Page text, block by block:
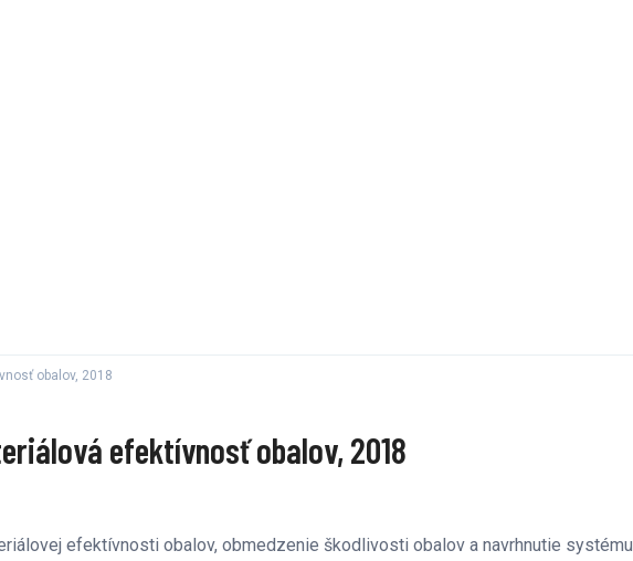
obalov, 2018
efektívnosť obalov, 2018
efektívnosti obalov, obmedzenie škodlivosti obalov a navrhnutie systému